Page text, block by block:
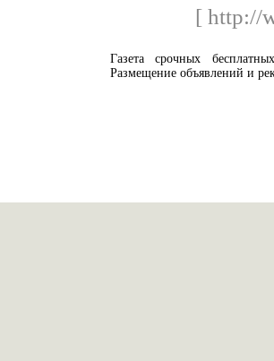
[ http://
Газета срочных
Размещение объявлений и